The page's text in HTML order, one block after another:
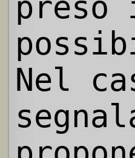
preso
Nel